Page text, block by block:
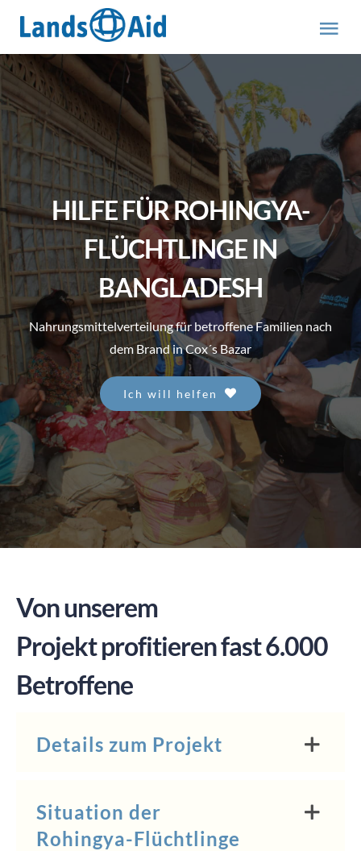
Inhalt
springen
HOME
PROJEKTE
ÜBER UNS
ABOUT US (engl.)
AKTUELLES
MITMACHEN
SPENDEN
HILFE FÜR ROHINGYA-
FLÜCHTLINGE IN
BANGLADESH
Nahrungsmittelverteilung für betroffene Familien nach
dem Brand in Cox´s Bazar
Ich will helfen
Von unserem
Projekt profitieren fast 6.000
Betroffene
Details zum Projekt
Situation der
Rohingya-Flüchtlinge